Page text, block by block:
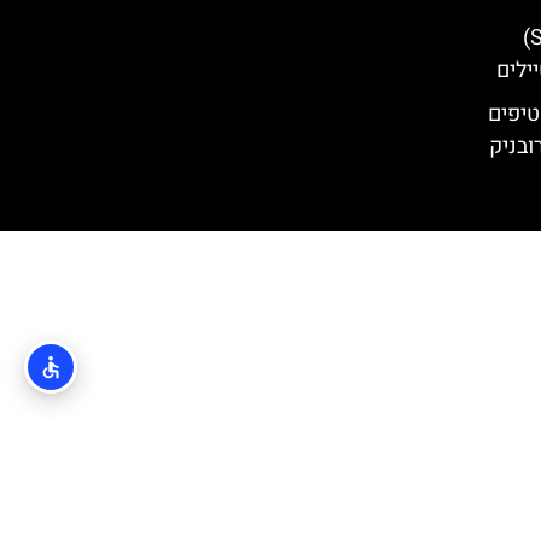
ארמון ספונזה (Sponza Palace)